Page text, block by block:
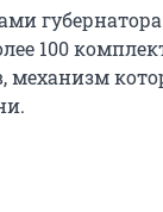
100
механизм